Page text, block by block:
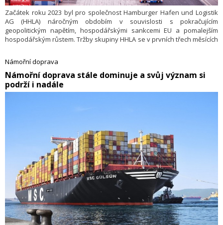
Začátek roku 2023 byl pro společnost Hamburger Hafen und Logistik
AG (HHLA) náročným obdobím v souvislosti s pokračujícím
geopolitickým napětím, hospodářskými sankcemi EU a pomalejším
hospodářským růstem. Tržby skupiny HHLA se v prvních třech měsících
386,2 milionu EUR).
Námořní doprava
​Námořní doprava stále dominuje a svůj význam si
podrží i nadále